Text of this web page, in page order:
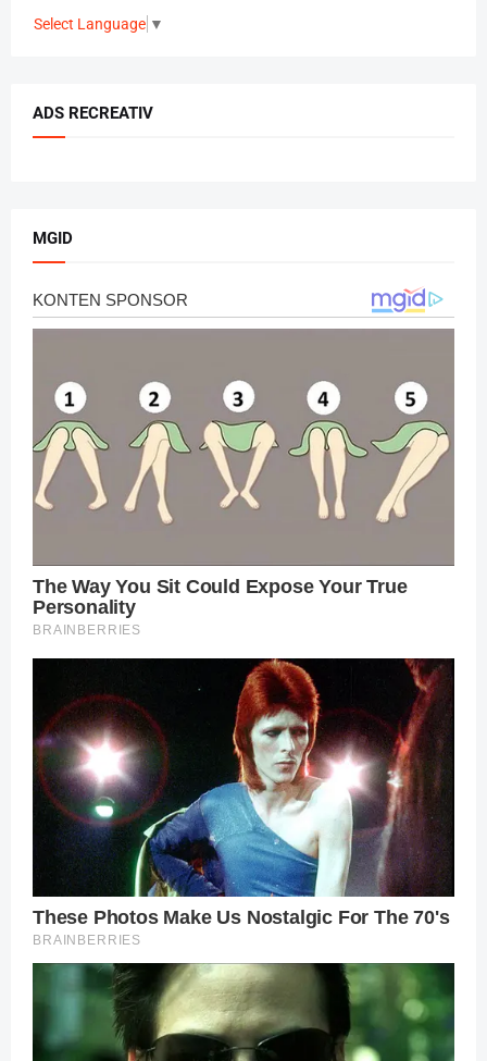
Select Language ▼
ADS RECREATIV
MGID